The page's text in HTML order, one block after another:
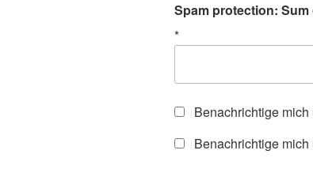
Spam protection:
*
Benachrichtige
Benachrichtige